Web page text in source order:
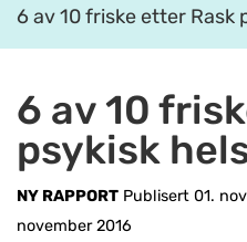
6 av 10 friske etter Rask
6 av 10
psykisk
NY RAPPORT Publisert 01.
november 2016